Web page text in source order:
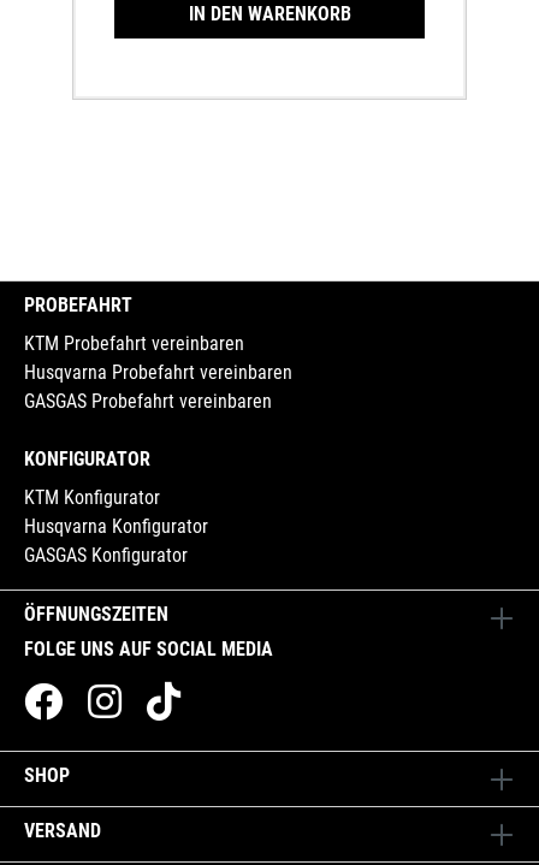
IN DEN WARENKORB
ÖFFNUNGSZEITEN
FOLGE UNS AUF SOCIAL MEDIA
PROBEFAHRT
KTM Probefahrt vereinbaren
Husqvarna Probefahrt vereinbaren
GASGAS Probefahrt vereinbaren
KONFIGURATOR
KTM Konfigurator
Husqvarna Konfigurator
GASGAS Konfigurator
SHOP
VERSAND